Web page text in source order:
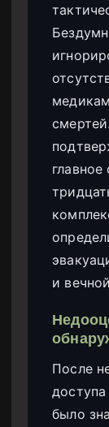
и
После
было